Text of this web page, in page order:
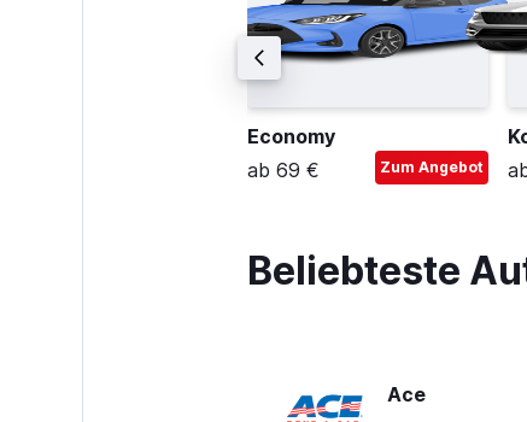
Economy
ab 69 €
Zum Angebot
Beliebteste
Ace